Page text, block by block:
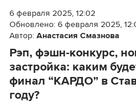
6 февраля 2025, 12:02
Обновлено: 6 февраля 2025,
Автор: Анастасия Смазнова
Рэп, фэшн-конкурс,
застройка: каким
финал “КАРДО” в
году?